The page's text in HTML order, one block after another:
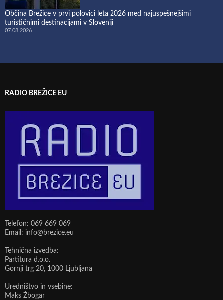
Občina Brežice v prvi polovici leta 2026 med najuspešnejšimi
turističnimi destinacijami v Sloveniji
07.08.2026
RADIO BREŽICE EU
Telefon: 069 669 069
Email: info@brezice.eu
Tehnična izvedba:
Partitura d.o.o.
Gornji trg 20, 1000 Ljubljana
Uredništvo in vsebine:
Maks Žbogar